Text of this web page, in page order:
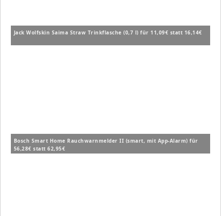
Jack Wolfskin Saima Straw Trinkflasche (0,7 l) für 11,09€ statt 16,14€
Bosch Smart Home Rauchwarnmelder II (smart, mit App-Alarm) für
56,28€ statt 62,95€